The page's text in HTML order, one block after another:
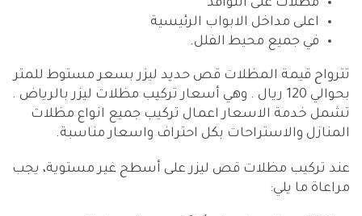
مظلات على النوافذ
اعلى مداخل الابواب الرئيسية
في جميع محيط الفلل.
تترواح قيمة المظلات قص حديد ليزر بسعر مستوط للمتر
بحوالي 120 ريال . وهي أسعار تركيب مظلات ليزر بالرياض .
تشمل خدمة الاسعار اعمال تركيب جميع انواع مظلات
المنازل والاستراحات بكل احتراف واسعار مناسبة.
عند تركيب مظلات قص ليزر على أسطح غير مستوية، يجب
مراعاة ما يلي: